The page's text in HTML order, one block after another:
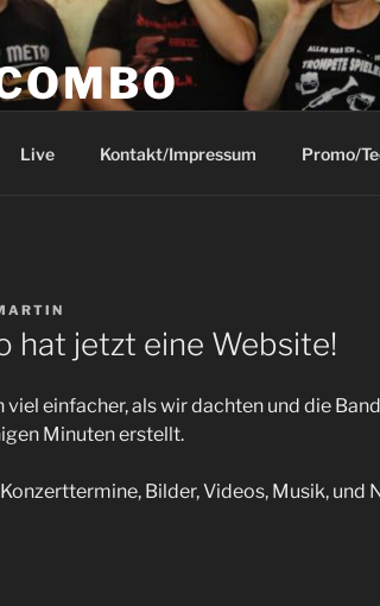
Live Kontakt/Impressum Promo/
hat jetzt eine Website!
einfacher, als wir dachten und die
Minuten erstellt.
Bilder, Videos, Musik, und